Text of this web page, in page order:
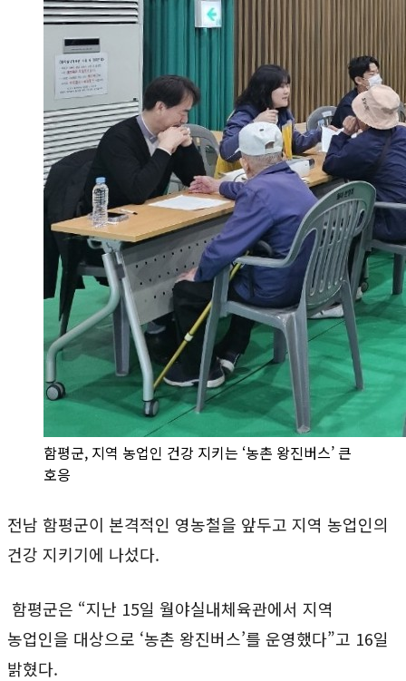
함평군, 지역 농업인 건강 지키는 ‘농촌 왕진버스’ 큰
호응
전남 함평군이 본격적인 영농철을 앞두고 지역 농업인의
건강 지키기에 나섰다.
함평군은 “지난 15일 월야실내체육관에서 지역
농업인을 대상으로 ‘농촌 왕진버스’를 운영했다”고 16일
밝혔다.